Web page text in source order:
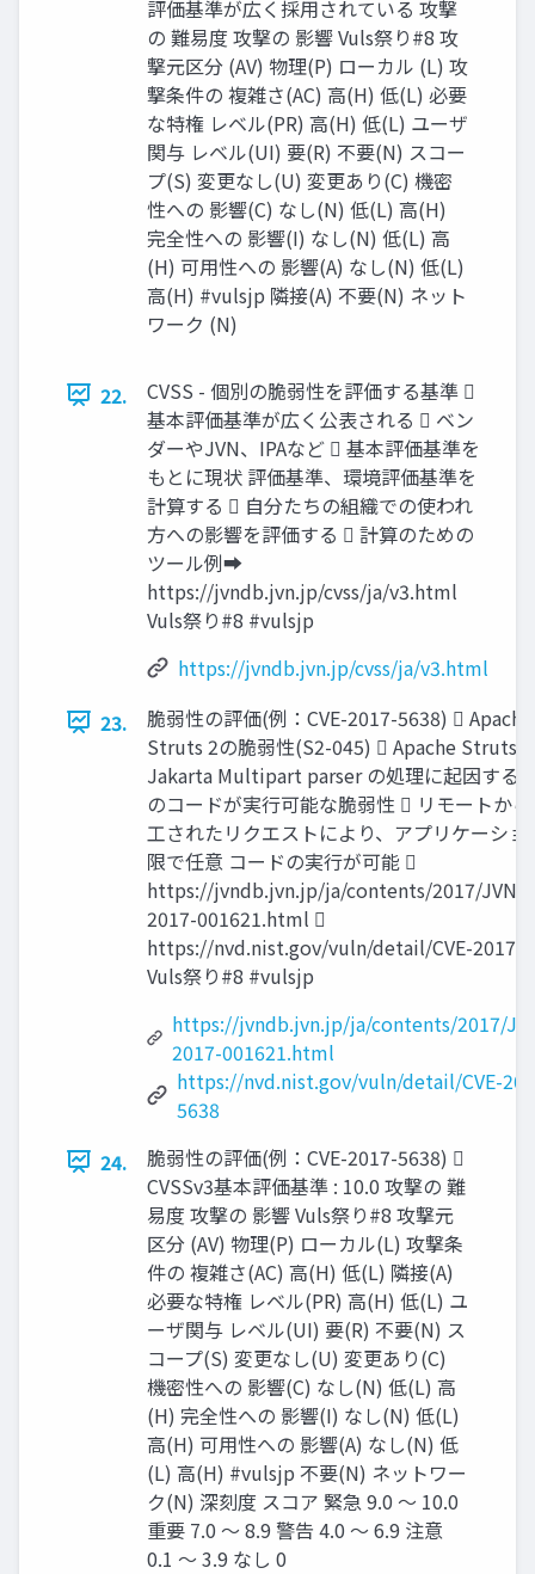
評価基準が広く採用されている 攻撃
の 難易度 攻撃の 影響 Vuls祭り#8 攻
撃元区分 (AV) 物理(P) ローカル (L) 攻
撃条件の 複雑さ(AC) 高(H) 低(L) 必要
な特権 レベル(PR) 高(H) 低(L) ユーザ
関与 レベル(UI) 要(R) 不要(N) スコー
プ(S) 変更なし(U) 変更あり(C) 機密
性への 影響(C) なし(N) 低(L) 高(H)
完全性への 影響(I) なし(N) 低(L) 高
(H) 可用性への 影響(A) なし(N) 低(L)
高(H) #vulsjp 隣接(A) 不要(N) ネット
ワーク (N)
22.
CVSS - 個別の脆弱性を評価する基準 
基本評価基準が広く公表される  ベン
ダーやJVN、IPAなど  基本評価基準を
もとに現状 評価基準、環境評価基準を
計算する  自分たちの組織での使われ
方への影響を評価する  計算のための
ツール例➡︎
https://jvndb.jvn.jp/cvss/ja/v3.html
Vuls祭り#8 #vulsjp
https://jvndb.jvn.jp/cvss/ja/v3.html
23.
脆弱性の評価(例：CVE-2017-5638)  Apache
Struts 2の脆弱性(S2-045)  Apache Struts2
Jakarta Multipart parser の処理に起因する
のコードが実行可能な脆弱性  リモートか
工されたリクエストにより、アプリケーショ
限で任意 コードの実行が可能 
https://jvndb.jvn.jp/ja/contents/2017/
2017-001621.html 
https://nvd.nist.gov/vuln/detail/CVE-2017-
Vuls祭り#8 #vulsjp
https://jvndb.jvn.jp/ja/contents/2017/
2017-001621.html
https://nvd.nist.gov/vuln/detail/CVE-
5638
24.
脆弱性の評価(例：CVE-2017-5638) 
CVSSv3基本評価基準 : 10.0 攻撃の 難
易度 攻撃の 影響 Vuls祭り#8 攻撃元
区分 (AV) 物理(P) ローカル(L) 攻撃条
件の 複雑さ(AC) 高(H) 低(L) 隣接(A)
必要な特権 レベル(PR) 高(H) 低(L) ユ
ーザ関与 レベル(UI) 要(R) 不要(N) ス
コープ(S) 変更なし(U) 変更あり(C)
機密性への 影響(C) なし(N) 低(L) 高
(H) 完全性への 影響(I) なし(N) 低(L)
高(H) 可用性への 影響(A) なし(N) 低
(L) 高(H) #vulsjp 不要(N) ネットワー
ク(N) 深刻度 スコア 緊急 9.0 〜 10.0
重要 7.0 〜 8.9 警告 4.0 〜 6.9 注意
0.1 〜 3.9 なし 0